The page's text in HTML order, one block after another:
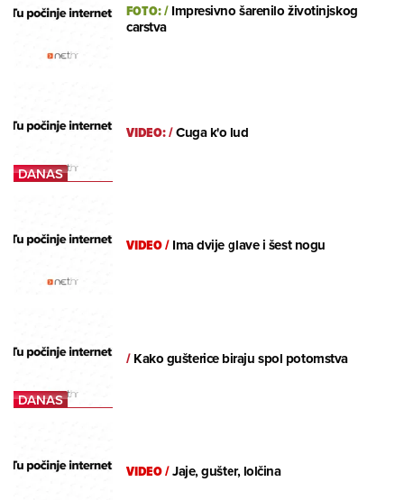
FOTO:/Impresivno šarenilo životinjskog
carstva
VIDEO:/Cuga k'o lud
VIDEO/Ima dvije glave i šest nogu
/Kako gušterice biraju spol potomstva
VIDEO/Jaje, gušter, lolčina